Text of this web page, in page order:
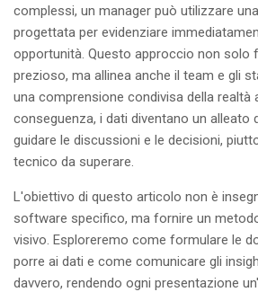
complessi, un manager può utilizzare
progettata per evidenziare
opportunità. Questo approccio non solo
prezioso, ma allinea anche il team e gli
una comprensione condivisa della realtà
conseguenza, i dati diventano un alleato
guidare le discussioni e le decisioni,
tecnico da superare.
L'obiettivo di questo articolo non è
software specifico, ma fornire un
visivo. Esploreremo come formulare le
porre ai dati e come comunicare gli
davvero, rendendo ogni presentazione